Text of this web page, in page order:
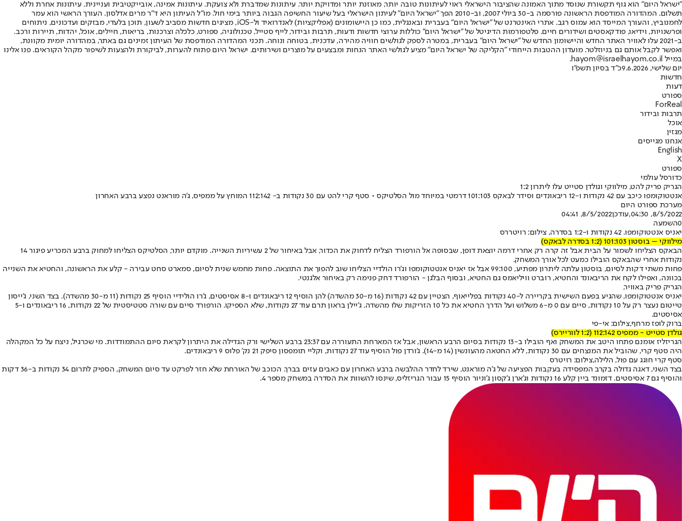
"ישראל היום" הוא גוף תקשורת שנוסד מתוך האמונה שהציבור הישראלי ראוי לעיתונות טובה יותר, מאוזנת יותר ומדויקת יותר. עיתונות שמדברת ולא צועקת. עיתונות אמינה, אובייקטיבית ועניינית. עיתונות אחרת וללא
תשלום. המהדורה המודפסת הראשונה פורסמה ב-30 ביולי 2007, וב-2010 הפך "ישראל היום" לעיתון הישראלי בעל שיעור החשיפה הגבוה ביותר בימי חול. מו"ל העיתון היא ד"ר מרים אדלסון. העורך הראשי הוא עמר
לחמנוביץ, והעורך המייסד הוא עמוס רגב. אתרי האינטרנט של "ישראל היום" בעברית ובאנגלית, כמו כן היישומונים (אפליקציות) לאנדרואיד ול-iOS, מציגים חדשות מסביב לשעון, תוכן בלעדי, מבזקים ועדכונים, ניתוחים
ופרשנויות, וידיאו, פודקאסטים ושידורים חיים. פלטפורמות הדיגיטל של "ישראל היום" כוללות ערוצי חדשות ודעות, תרבות ובידור, לייף סטייל, טכנולוגיה, ספורט, כלכלה וצרכנות, בריאות, חיילים, אוכל, יהדות, תיירות ורכב.
ב-2021 עלו לאוויר האתר החדש והיישומון החדש של "ישראל היום" בעברית, במטרה לספק לגולשים חוויה מהירה, עדכנית, בטוחה ונוחה. תכני המהדורה המודפסת של העיתון זמינים גם באתר, במהדורה יומית מקוונת,
ואפשר לקבל אותם גם בניוזלטר. מועדון ההטבות הייחודי "הקליקה של ישראל היום" מציע לגולשי האתר הנחות ומבצעים על מוצרים ושירותים. ישראל היום פתוח להערות, לביקורת ולהצעות לשיפור מקהל הקוראים. פנו אלינו
במייל hayom@israelhayom.co.il.
יום שלישי, 9.6.2026
כ"ד בסיון תשפ"ו
חדשות
דעות
ספורט
ForReal
תרבות ובידור
אוכל
מגזין
אנחנו מגייסים
English
X
ספורט
כדורסל עולמי
הגריק פריק להט, מילווקי וגולדן סטייט עלו ליתרון 1:2
אנטטוקומפו כיכב עם 42 נקודות ו-12 ריבאונדים וסידר לבאקס 101:103 דרמטי במיוחד מול הסלטיקס • סטף קרי להט עם 30 נקודות ב- 112:142 המוחץ על ממפיס, ג'ה מוראנט נפצע ברבע האחרון
מערכת ספורט היום
8/5/2022, 04:30
,עודכן8/5/2022, 04:41
0השמעה
יאניס אנטטוקומפו. 42 נקודות ו-1:2 בסדרה, צילום: רויטררס
מילווקי – בוסטון 101:103 (1:2 בסדרה לבאקס)
הבאקס הצליחו לשמור על הבית אבל זה קרה רק אחרי דרמה יוצאת דופן, שבסופה אל הורפורד הצליח לדחוק את הכדור, אבל באיחור של 2 עשיריות השנייה. מוקדם יותר, הסלטיקס הצליחו למחוק ברבע המכריע פיגור 14
נקודות אחרי שהבאקס הובילו כמעט לכל אורך המשחק.
פחות משתי דקות לסיום, בוסטון עלתה ליתרון מפתיע, 99:100 אבל אז יאניס אנטטוקומפו וג'רו הולדיי הצליחו שוב להפוך את התוצאה. פחות מחמש שנית לסיום, סמארט סחט עבירה - קלע את הראשונה, והחטיא את השנייה
בכוונה, ואפילו לקח את הריבאונד והחטיא, רוברט וויליאמס גם החטיא, ובסוף הבלגן - הורפורד דחק פנימה רק באיחור אלגנטי.
הגריק פריק באוויר,
יאניס אנטטוקומפו, שהגיע בפעם השישית בקריירה ל-40 נקודות בפלייאוף, הצטיין עם 42 נקודות (16 מ-30 מהשדה) להן הוסיף 12 ריבאונדים ו-8 אסיסטים, ג'רו הולידיי הוסיף 25 נקודות (11 מ-30 מהשדה). בצד השני, ג'ייסון
טייטום נעצר רק על 10 נקודות, סיים עם 0 מ-6 משלוש ועל הדרך החטיא את כל 10 הזריקות שלו מהשדה. ג'יילן בראון תרם עוד 27 נקודות, שלא הספיקו. הורפורד סיים עם שורה סטטיסטית של 22 נקודות, 16 ריבאונדים ו-5
אסיסטים.
ברוק לופז מרחף,צילום: אי-פי
גולדן סטייט - ממפיס 112:142 (1:2 לווריירס)
הגריזליז אומנם פתחו היטב את המשחק ואף הובילו ב-13 נקודות בסיום הרבע הראשון, אבל אז המארחת התעוררה עם 23:37 ברבע השלישי ורק הגדילה את היתרון לקראת סיום ההתמודדות. מי שכרגיל, ניצח על כל המקהלה
היה סטף קרי, שהוביל את המנצחים עם 30 נקודות, ללא החטאה מהעונשין (14 מ-14). ג'ורדן פול הוסיף עוד 27 נקודות, וקליי תומפסון סיפק 21 נק' פלוס 9 ריבאונדים.
סטף קרי חוגג עם פול, הלילה,צילום: רויטרס
בצד השני, דאגה גדולה בקרב המפסידה בעקבות הפציעה של ג'ה מוראנט, שירד לחדר ההלבשה ברבע האחרון עם כאבים עזים בברך. הכוכב של האורחת שלא חזר לפרקט עד סיום המשחק, הספיק לתרום 34 נקודות ב-36 דקות
והוסיף גם 7 אסיסטים. דזמונד ביין קלע 16 נקודות וג'ארן ג'קסון ג'וניור הוסיף 15 עבור הגריזליס, שינסו להשוות את הסדרה במשחק מספר 4.